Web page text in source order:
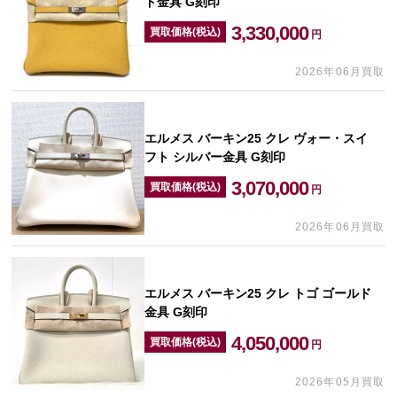
買取価格(税込) 3,330,000 円
2026年06月買取
エルメス バーキン25 クレ ヴォー・スイ
フト シルバー金具 G刻印
買取価格(税込) 3,070,000 円
2026年06月買取
エルメス バーキン25 クレ トゴ ゴールド
金具 G刻印
買取価格(税込) 4,050,000 円
2026年05月買取